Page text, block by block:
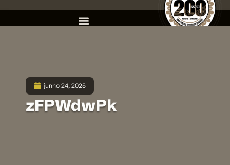
junho 24, 2025
zFPWdwPk